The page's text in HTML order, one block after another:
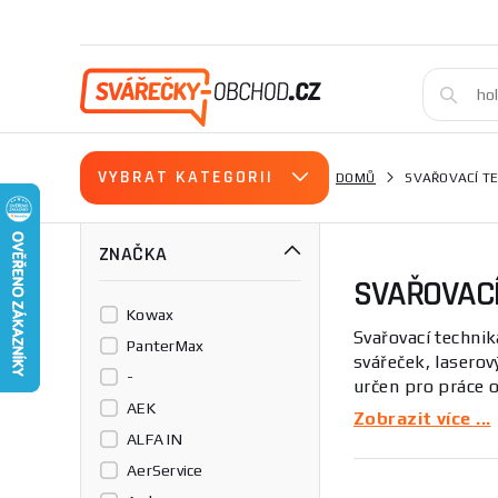
VYBRAT KATEGORII DOMŮ SVAŘOVACÍ
ZNAČKA
Kowax
PanterMax
-
AEK
ALFA IN
AerService
Svařovací
svářeček,
určen pro práce
pro profesionály
Tato kategorie
Zobrazit více ...